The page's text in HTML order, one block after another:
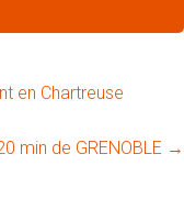
en Chartreuse
min de GRENOBLE →